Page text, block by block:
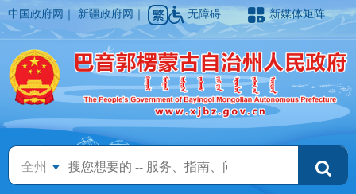
中国政府网 ｜新疆政府网 ｜ 无障碍 新媒体矩阵
全州